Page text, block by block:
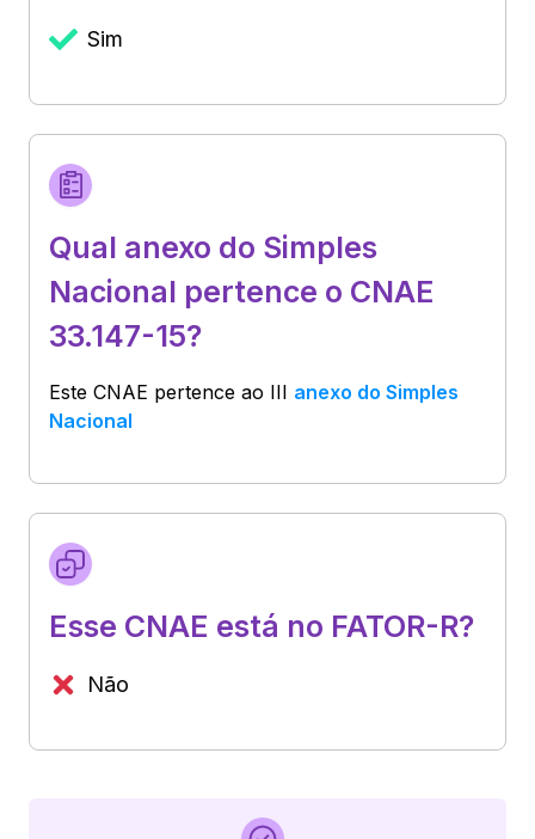
Sim
Qual anexo do Simples
Nacional pertence o CNAE
33.147-15?
Este CNAE pertence ao III anexo do Simples
Nacional
Esse CNAE está no FATOR-R?
Não